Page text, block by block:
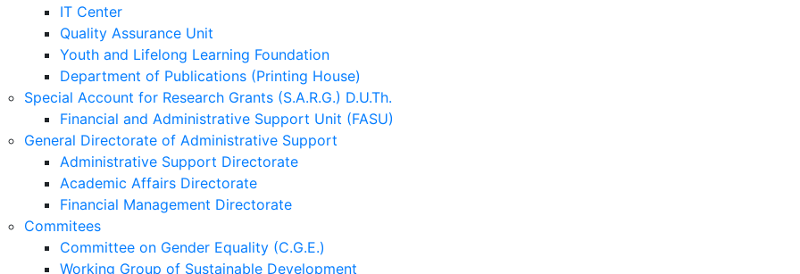
IT Center
Quality Assurance Unit
Youth and Lifelong Learning Foundation
Department of Publications (Printing House)
Special Account for Research Grants (S.A.R.G.) D.U.Th.
Financial and Administrative Support Unit (FASU)
General Directorate of Administrative Support
Administrative Support Directorate
Academic Affairs Directorate
Financial Management Directorate
Commitees
Committee on Gender Equality (C.G.E.)
Working Group of Sustainable Development